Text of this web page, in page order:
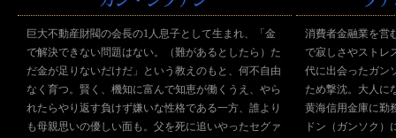
巨大不動産財閥の会長の1人息子として生まれ、「金
で解決できない問題はない。（難があるとしたら）た
だ金が足りないだけだ」という教えのもと、何不自由
なく育つ。賢く、機知に富んで知恵が働くうえ、やら
れたらやり返す負けず嫌いな性格である一方、誰より
も母親思いの優しい面も。父を死に追いやったセグァ
消費者金融業を営
で寂しさやストレ
代に出会ったガン
ため撃沈。大人に
黄海信用金庫に勤
ドン（ガンソク）